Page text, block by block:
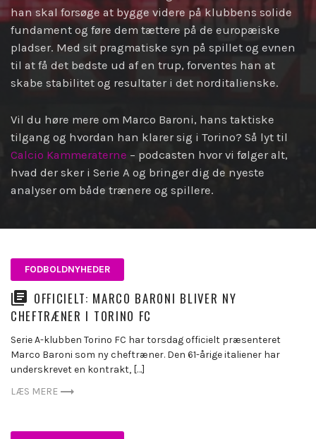
han skal forsøge at bygge videre på klubbens solide
fundament og føre dem tættere på de europæiske
pladser. Med sit pragmatiske syn på spillet og evnen
til at få det bedste ud af en trup, forventes han at
skabe stabilitet og resultater i det norditalienske.
Vil du høre mere om Marco Baroni, hans taktiske
tilgang og hvordan han klarer sig i Torino? Så lyt til
Calcio Kammeraterne – podcasten hvor vi følger alt,
hvad der sker i Serie A og bringer dig de nyeste
analyser om både trænere og spillere.
FODBOLDNYHEDER
OFFICIELT: MARCO BARONI BLIVER NY
CHEFTRÆNER I TORINO FC
Serie A-klubben Torino FC har torsdag officielt præsenteret
Marco Baroni som ny cheftræner. Den 61-årige italiener har
underskrevet en kontrakt, […]
LÆS MERE